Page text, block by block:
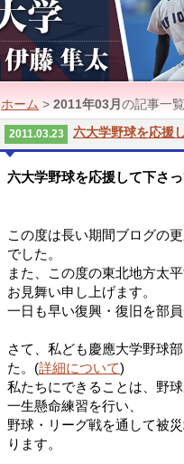
ホーム > 2011年03月 の記事一覧
2011.03.23 六大学野球を応援
六大学野球を応援して下さ
この度は長い期間ブログの
でした。
また、この度の東北地方太
お見舞い申し上げます。
一日も早い復興・復旧を部
さて、私ども慶應大学野球
た。(詳細について)
私たちにできることは、野
一生懸命練習を行い、
野球・リーグ戦を通して被
ります。